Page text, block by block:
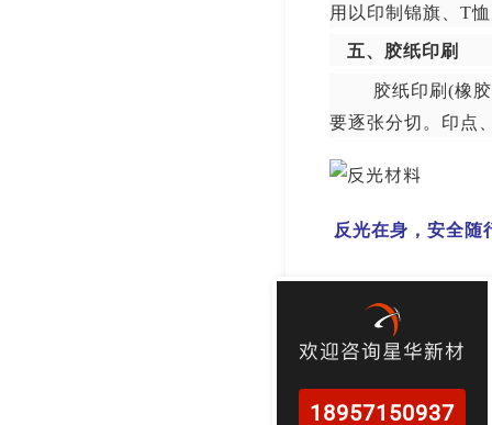
用以印制锦旗、T
五、胶纸印刷
胶纸印刷(橡
要逐张分切。印点
反光在身，安全随
欢迎咨询星华新材
18957150937